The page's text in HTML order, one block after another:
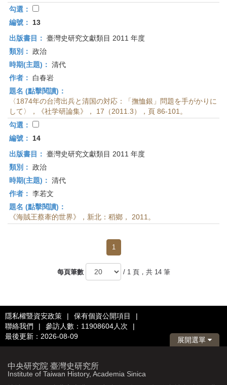
勾選：
編號：
13
出版書目： 臺灣史研究文獻類目 2011 年度
類別： 政治
時期(主題)： 清代
作者：
白春岩
題名 (點擊閱讀)：
〈1874年の台湾出兵と清国の対応：「撫恤銀」問題を手がかりに
して〉，《社学研論集》， 17（2011.3），頁 86-101。
勾選：
編號：
14
出版書目： 臺灣史研究文獻類目 2011 年度
類別： 政治
時期(主題)： 清代
作者： 李若文
題名 (點擊閱讀)：
《海賊王蔡牽的世界》，新北：稻鄉， 2011。
1
每頁筆數 / 1 頁，共 14 筆
隱私權暨資安政策 | 保有個資公開項目
|
聯絡我們
| 參訪人數：11908604人次
|
最後更新：2026-08-09
展開選單
中央研究院 臺灣史研究所
Institute of Taiwan History, Academia Sinica